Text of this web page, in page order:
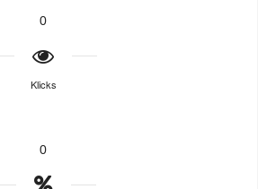
0
Klicks
0